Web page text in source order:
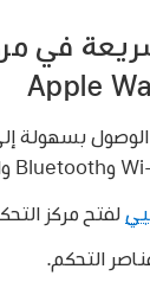
في
بسهولة
لفتح مركز
التحكم.